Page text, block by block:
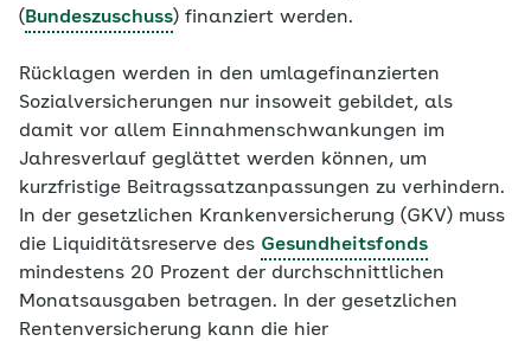
( Bundeszuschuss) finanziert werden.
Rücklagen werden in den umlagefinanzierten
Sozialversicherungen nur insoweit gebildet, als
damit vor allem Einnahmenschwankungen im
Jahresverlauf geglättet werden können, um
kurzfristige Beitragssatzanpassungen zu verhindern.
In der gesetzlichen Krankenversicherung (GKV) muss
die Liquiditätsreserve des Gesundheitsfonds
mindestens 20 Prozent der durchschnittlichen
Monatsausgaben betragen. In der gesetzlichen
Rentenversicherung kann die hier